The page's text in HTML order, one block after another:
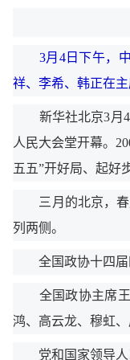
3月4日下午，中
祥、李希、韩正在
新华社北京3月4
人民大会堂开幕。
五五”开好局、起好
三月的北京，春
列两侧。
全国政协十四届
全国政协主席王
鸿、高云龙、穆虹
党和国家领导人